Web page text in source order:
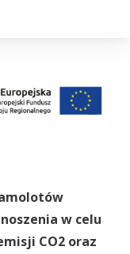
w celu
CO2 oraz